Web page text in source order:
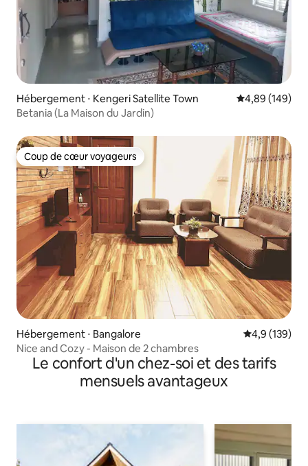
Hébergement ⋅ Kengeri Satellite Town Évaluation
4,89 (149)
Betania (La Maison du Jardin)
Coup de cœur voyageurs
Coup de cœur voyageurs
Hébergement ⋅ Bangalore Évaluation
4,9 (139)
Nice and Cozy - Maison de 2 chambres
Le confort d'un chez-soi et des tarifs
mensuels avantageux